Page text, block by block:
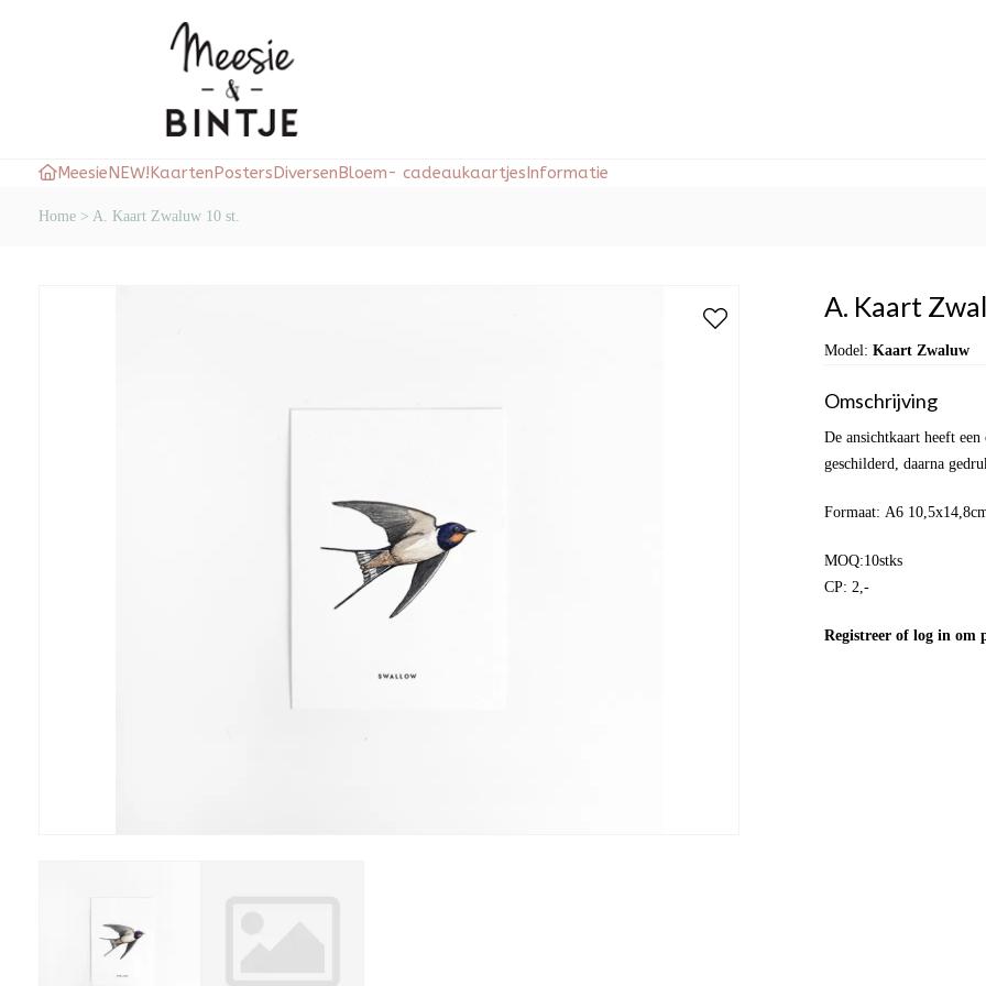
Meesie NEW! Kaarten Posters Diversen Bloem- cadeaukaartjes Informatie
Home > A. Kaart Zwaluw 10 st.
A. Kaart
Model: Kaart Zwaluw
Omschrijving
De ansichtkaart heeft
geschilderd, daarna
Formaat: A6
MOQ:10stks
CP: 2,-
Registreer of log in om